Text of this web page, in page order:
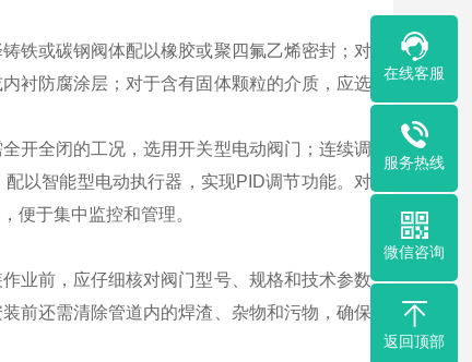
铁或碳钢阀体配以橡胶或聚四氟乙烯密封；对
衬防腐涂层；对于含有固体颗粒的介质，应选
开全闭的工况，选用开关型电动阀门；连续调
以智能型电动执行器，实现PID调节功能。对
便于集中监控和管理。
业前，应仔细核对阀门型号、规格和技术参数
前还需清除管道内的焊渣、杂物和污物，确保
在线客服
服务热线
微信咨询
返回顶部